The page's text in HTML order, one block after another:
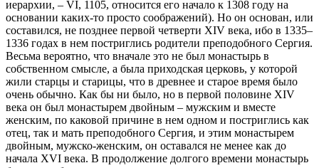
иерархии, – VI, 1105, относится его начало к 1308 году на
основании каких-то просто соображений). Но он основан, или
составился, не позднее первой четверти XIV века, ибо в 1335–
1336 годах в нем постриглись родители преподобного Сергия.
Весьма вероятно, что вначале это не был монастырь в
собственном смысле, а была приходская церковь, у которой
жили старцы и старицы, что в древнее и старое время было
очень обычно. Как бы ни было, но в первой половине XIV
века он был монастырем двойным – мужским и вместе
женским, по каковой причине в нем одном и постриглись как
отец, так и мать преподобного Сергия, и этим монастырем
двойным, мужско-женским, он оставался не менее как до
начала ХVI века. В продолжение долгого времени монастырь